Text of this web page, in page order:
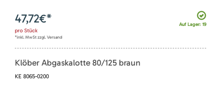
Auf Lager: 19
47,72€*
pro Stück
*inkl. MwSt zzgl. Versand
Klöber Abgaskalotte 80/125 braun
KE 8065-0200